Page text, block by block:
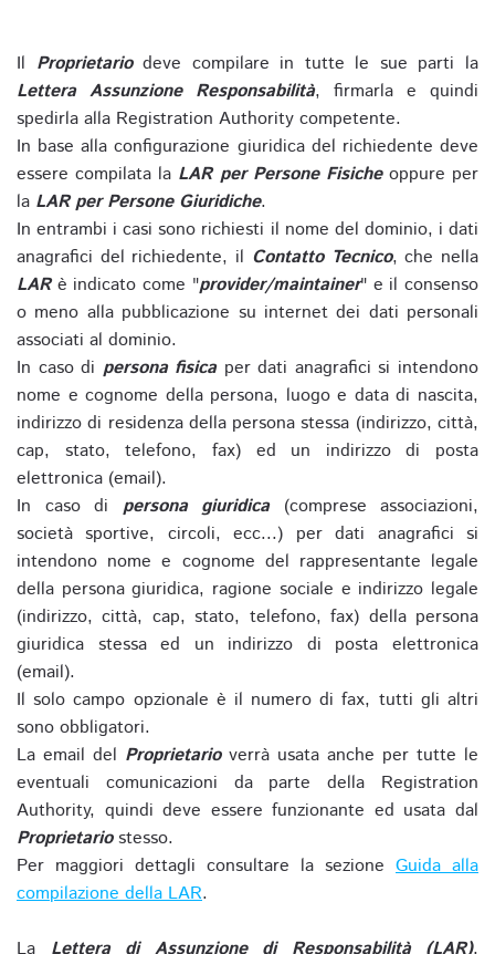
Il Proprietariodeve compilare in tutte le sue parti la
Lettera Assunzione Responsabilità, firmarla e quindi
spedirla alla Registration Authority competente.
In base alla configurazione giuridica del richiedente deve
essere compilata la LAR per Persone Fisicheoppure per
la LAR per Persone Giuridiche.
In entrambi i casi sono richiesti il nome del dominio, i dati
anagrafici del richiedente, il Contatto Tecnico, che nella
LARè indicato come "provider/maintainer" e il consenso
o meno alla pubblicazione su internet dei dati personali
associati al dominio.
In caso di persona fisicaper dati anagrafici si intendono
nome e cognome della persona, luogo e data di nascita,
indirizzo di residenza della persona stessa (indirizzo, città,
cap, stato, telefono, fax) ed un indirizzo di posta
elettronica (email).
In caso di persona giuridica(comprese associazioni,
società sportive, circoli, ecc...) per dati anagrafici si
intendono nome e cognome del rappresentante legale
della persona giuridica, ragione sociale e indirizzo legale
(indirizzo, città, cap, stato, telefono, fax) della persona
giuridica stessa ed un indirizzo di posta elettronica
(email).
Il solo campo opzionale è il numero di fax, tutti gli altri
sono obbligatori.
La email del Proprietarioverrà usata anche per tutte le
eventuali comunicazioni da parte della Registration
Authority, quindi deve essere funzionante ed usata dal
Proprietariostesso.
Per maggiori dettagli consultare la sezione Guida alla
compilazione della LAR.